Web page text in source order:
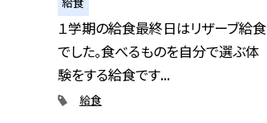
１学期の給食最終日はリザーブ給食
でした。食べるものを自分で選ぶ体
験をする給食です...
給食